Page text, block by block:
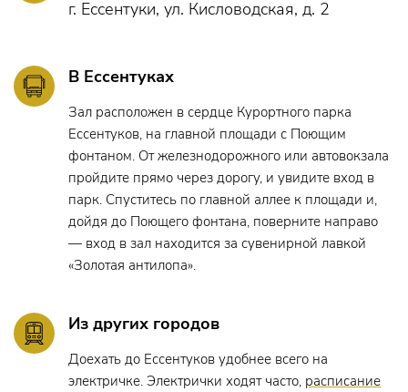
г. Ессентуки, ул. Кисловодская, д. 2
В Ессентуках
Зал расположен в сердце Курортного парка
Ессентуков, на главной площади с Поющим
фонтаном. От железнодорожного или автовокзала
пройдите прямо через дорогу, и увидите вход в
парк. Спуститесь по главной аллее к площади и,
дойдя до Поющего фонтана, поверните направо
— вход в зал находится за сувенирной лавкой
«Золотая антилопа».
Из других городов
Доехать до Ессентуков удобнее всего на
электричке. Электрички ходят часто, расписание